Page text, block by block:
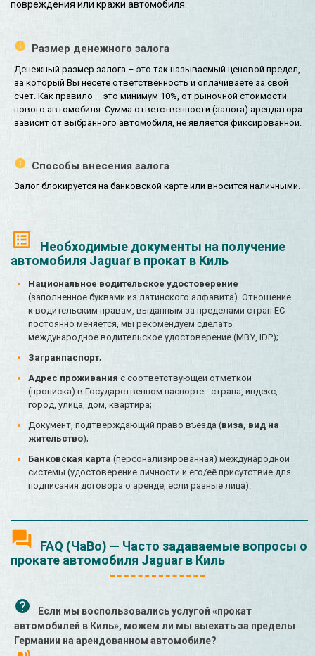
повреждения или кражи автомобиля.
Размер денежного залога
Денежный размер залога – это так называемый ценовой предел,
за который Вы несете ответственность и оплачиваете за свой
счет. Как правило – это минимум 10%, от рыночной стоимости
нового автомобиля. Сумма ответственности (залога) арендатора
зависит от выбранного автомобиля, не является фиксированной.
Способы внесения залога
Залог блокируется на банковской карте или вносится наличными.
Необходимые документы на получение
автомобиля Jaguar в прокат в Киль
Национальное водительское удостоверение
(заполненное буквами из латинского алфавита). Отношение
к водительским правам, выданным за пределами стран ЕС
постоянно меняется, мы рекомендуем сделать
международное водительское удостоверение (МВУ, IDP);
Загранпаспорт;
Адрес проживания с соответствующей отметкой
(прописка) в Государственном паспорте - страна, индекс,
город, улица, дом, квартира;
Документ, подтверждающий право въезда (виза, вид на
жительство);
Банковская карта (персонализированная) международной
системы (удостоверение личности и его/её присутствие для
подписания договора о аренде, если разные лица).
FAQ (ЧаВо) — Часто задаваемые вопросы о
прокате автомобиля Jaguar в Киль
Если мы воспользовались услугой «прокат
автомобилей в Киль», можем ли мы выехать за пределы
Германии на арендованном автомобиле?